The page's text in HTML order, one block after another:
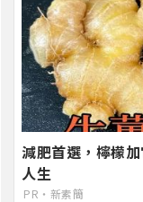
減肥首選，檸檬
人生
PR・新素簡